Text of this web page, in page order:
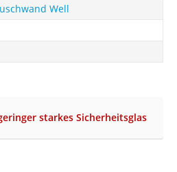
Well
starkes Sicherheitsglas